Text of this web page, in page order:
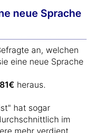
neue Sprache
an, welchen
eine neue Sprache
heraus.
hat sogar
im
mehr verdient,